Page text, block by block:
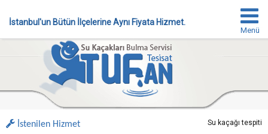
İstanbul'un Bütün İlçelerine Aynı Fiyata Hizmet.
Menü
İstenilen Hizmet Su kaçağı tespiti